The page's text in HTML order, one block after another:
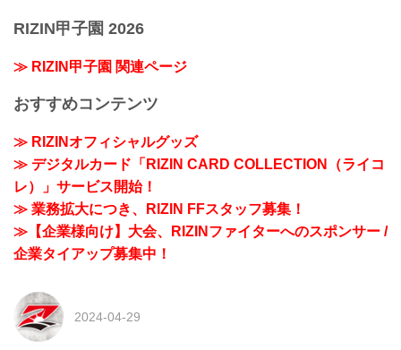
RIZIN甲子園 2026
≫ RIZIN甲子園 関連ページ
おすすめコンテンツ
≫ RIZINオフィシャルグッズ
≫ デジタルカード「RIZIN CARD COLLECTION（ライコ
レ）」サービス開始！
≫ 業務拡大につき、RIZIN FFスタッフ募集！
≫【企業様向け】大会、RIZINファイターへのスポンサー /
企業タイアップ募集中！
2024-04-29